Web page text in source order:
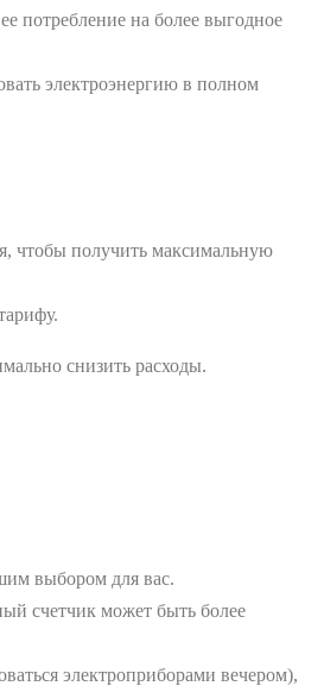
потребление на более выгодное
электроэнергию в полном
чтобы получить максимальную
снизить расходы.
выбором для вас.
счетчик может быть более
электроприборами вечером),